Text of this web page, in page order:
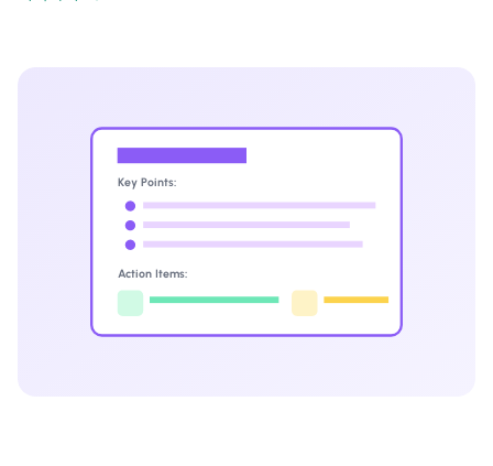
Key Points:
Action Items: